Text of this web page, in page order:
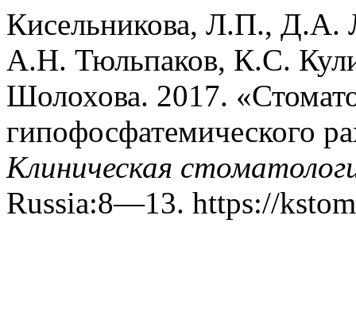
Кисельникова, Л.П., Д.А.
А.Н. Тюльпаков, К.С.
Шолохова. 2017.
гипофосфатемического
Клиническая
Russia:8—13. https://